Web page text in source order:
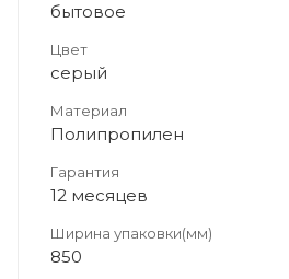
бытовое
Цвет
серый
Материал
Полипропилен
Гарантия
12 месяцев
Ширина упаковки(мм)
850